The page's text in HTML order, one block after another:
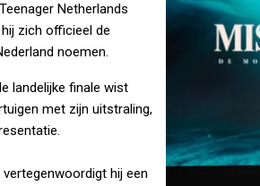
Netherlands
zich officieel de
noemen.
landelijke finale wist
met zijn uitstraling,
hij een